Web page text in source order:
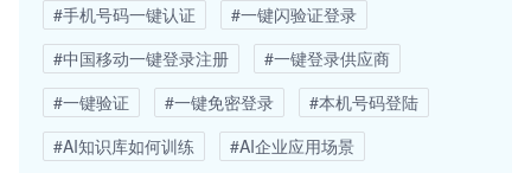
#手机号码一键认证
#一键闪验证登录
#中国移动一键登录注册
#一键登录供应商
#一键验证
#一键免密登录
#本机号码登陆
#AI知识库如何训练
#AI企业应用场景